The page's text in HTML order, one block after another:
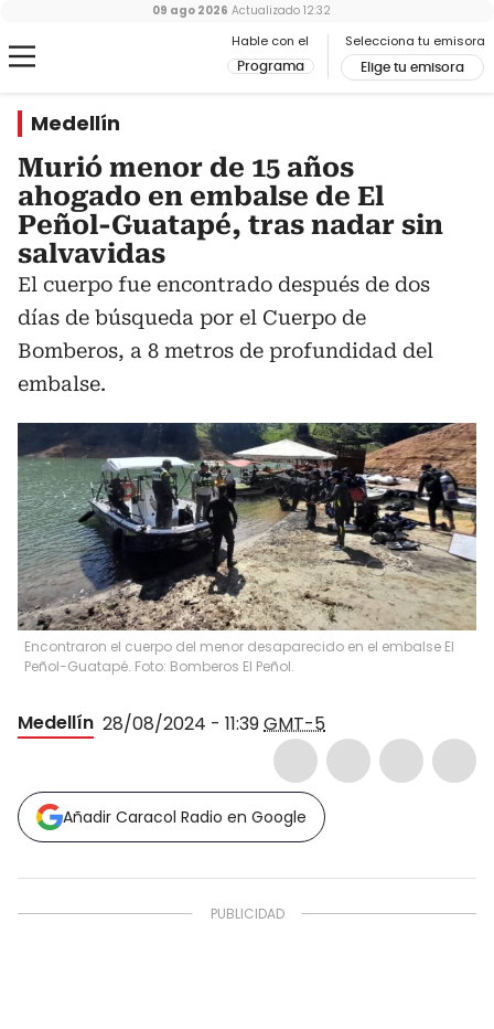
Hable con el
Programa
Selecciona tu emisora
Elige tu emisora
09 ago 2026 Actualizado 12:32
Medellín
Murió menor de 15 años
ahogado en embalse de El
Peñol-Guatapé, tras nadar sin
salvavidas
El cuerpo fue encontrado después de dos
días de búsqueda por el Cuerpo de
Bomberos, a 8 metros de profundidad del
embalse.
Encontraron el cuerpo del menor desaparecido en el embalse El
Peñol-Guatapé. Foto: Bomberos El Peñol.
Medellín 28/08/2024 - 11:39GMT-5
Añadir Caracol Radio en Google